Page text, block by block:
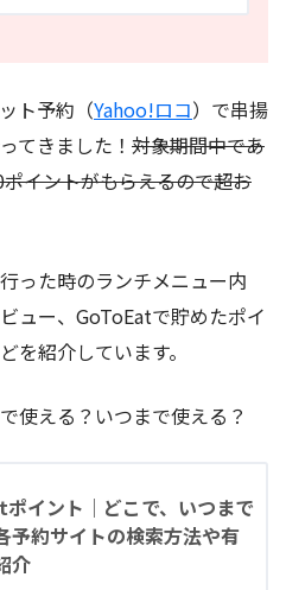
ト予約（Yahoo!ロコ）で串揚
てきました！ 対象期間中であ
イントがもらえるので超お
った時のランチメニュー内
ュー、GoToEatで貯めたポイ
を紹介しています。
使える？いつまで使える？
イント｜どこで、いつまで
予約サイトの検索方法や有
介